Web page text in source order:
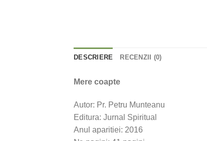
DESCRIERE RECENZII (0)
Mere coapte
Autor: Pr. Petru Munteanu
Editura: Jurnal Spiritual
Anul aparitiei: 2016